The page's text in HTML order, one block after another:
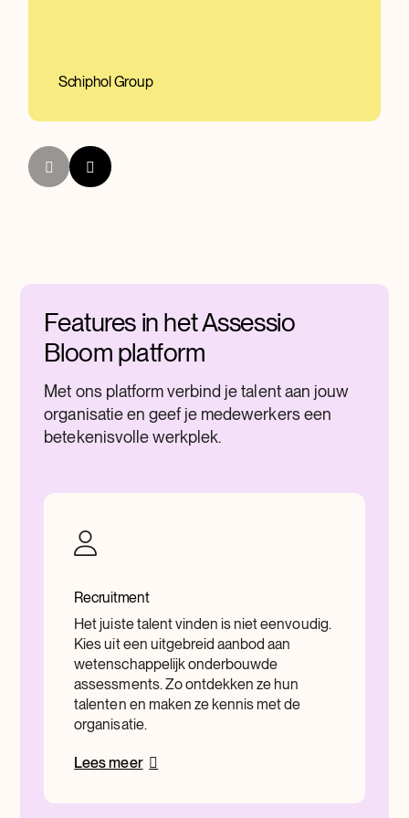
Schiphol Group
Features in het Assessio
Bloom platform
Met ons platform verbind je talent aan jouw
organisatie en geef je medewerkers een
betekenisvolle werkplek.
Recruitment
Het juiste talent vinden is niet eenvoudig.
Kies uit een uitgebreid aanbod aan
wetenschappelijk onderbouwde
assessments. Zo ontdekken ze hun
talenten en maken ze kennis met de
organisatie.
Lees meer